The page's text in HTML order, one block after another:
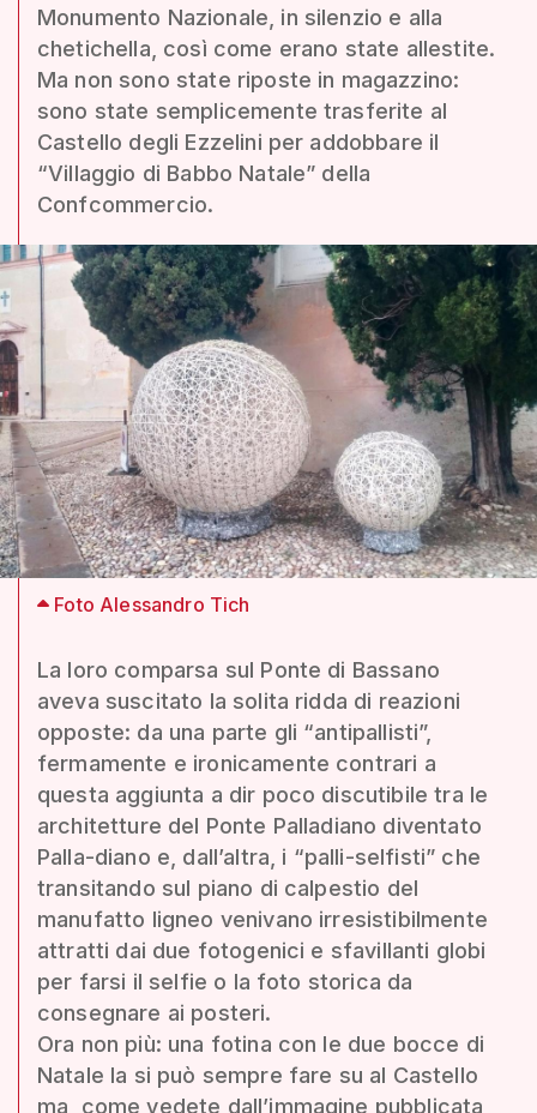
Monumento Nazionale, in silenzio e alla
chetichella, così come erano state allestite.
Ma non sono state riposte in magazzino:
sono state semplicemente trasferite al
Castello degli Ezzelini per addobbare il
“Villaggio di Babbo Natale” della
Confcommercio.
Foto Alessandro Tich
La loro comparsa sul Ponte di Bassano
aveva suscitato la solita ridda di reazioni
opposte: da una parte gli “antipallisti”,
fermamente e ironicamente contrari a
questa aggiunta a dir poco discutibile tra le
architetture del Ponte Palladiano diventato
Palla-diano e, dall’altra, i “palli-selfisti” che
transitando sul piano di calpestio del
manufatto ligneo venivano irresistibilmente
attratti dai due fotogenici e sfavillanti globi
per farsi il selfie o la foto storica da
consegnare ai posteri.
Ora non più: una fotina con le due bocce di
Natale la si può sempre fare su al Castello
ma, come vedete dall’immagine pubblicata